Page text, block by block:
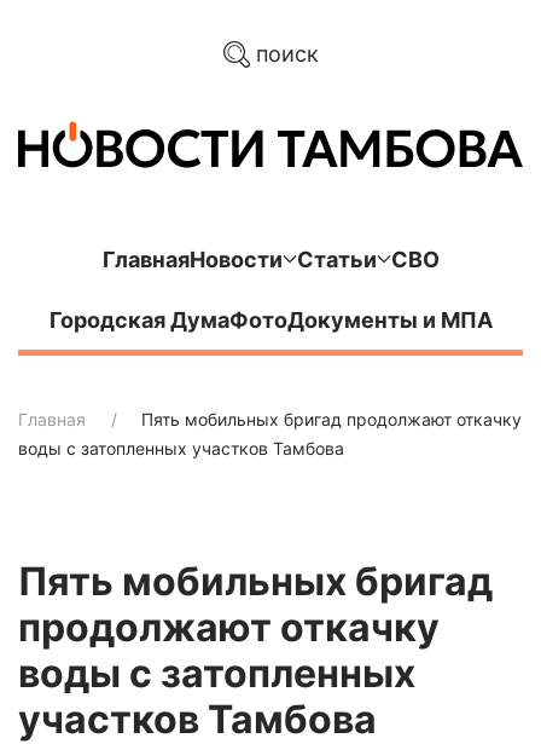
поиск
ГлавнаяНовости Статьи СВО
Городская ДумаФотоДокументы и МПА
Главная
Пять мобильных бригад продолжают откачку
воды с затопленных участков Тамбова
Пять мобильных бригад
продолжают откачку
воды с затопленных
участков Тамбова